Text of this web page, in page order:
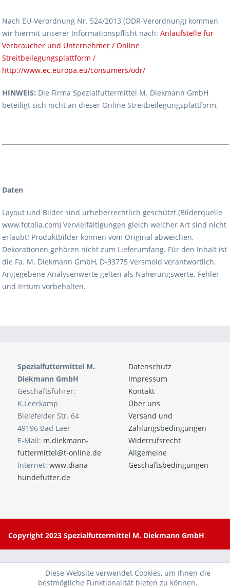
Nach EU-Verordnung Nr. 524/2013 (ODR-Verordnung) kommen
wir hiermit unserer Informationspflicht nach:Anlaufstelle für
Verbraucher und Unternehmer / Online
Streitbeilegungsplattform /
http://www.ec.europa.eu/consumers/odr/
HINWEIS: Die Firma Spezialfuttermittel M. Diekmann GmbH
beteiligt sich nicht an dieser Online Streitbeilegungsplattform.
Daten
Layout und Bilder sind urheberrechtlich geschützt.(Bilderquelle
www.fotolia.com) Vervielfältigungen gleich welcher Art sind nicht
erlaubt! Produktbilder können vom Original abweichen,
Dekorationen gehören nicht zum Lieferumfang. Für den Inhalt ist
die Fa. M. Diekmann GmbH, D-33775 Versmold verantwortlich.
Angegebene Analysenwerte gelten als Näherungswerte. Fehler
und Irrtum vorbehalten.
Datenschutz
Impressum
Kontakt
Über uns
Versand und
Zahlungsbedingungen
Widerrufsrecht
Allgemeine
Geschäftsbedingungen
Spezialfuttermittel M.
Diekmann GmbH
Geschäftsführer:
K.Leerkamp
Bielefelder Str. 64
49196 Bad Laer
E-Mail: m.diekmann-
futtermittel@t-online.de
Internet: www.diana-
hundefutter.de
Copyright 2023 Spezialfuttermittel M. Diekmann GmbH
Diese Website verwendet Cookies, um Ihnen die
bestmögliche Funktionalität bieten zu können.